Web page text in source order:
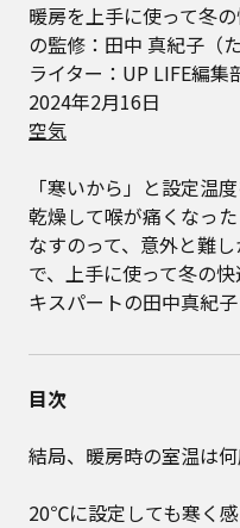
暖房を上手に使って冬
の監修：田中 真紀子（
ライター：UP LIFE編集
2024年2月16日
空気
「寒いから」と設定温
乾燥して喉が痛くなっ
なすのって、意外と難
で、上手に使って冬の
キスパートの田中真紀
目次
結局、暖房時の室温は
20℃に設定しても寒く